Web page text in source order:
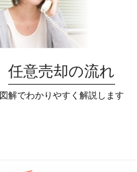
任意売却の流れ
図解でわかりやすく解説します